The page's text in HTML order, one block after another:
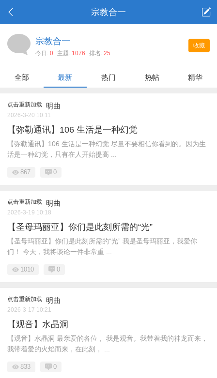
宗教合一
收藏
宗教合一
今日: 0 主题: 1076 排名: 25
全部 最新 热门 热帖 精华
点击重新加载 明曲
2026-3-20 10:11
【弥勒通讯】106 生活是一种幻觉
【弥勒通讯】106 生活是一种幻觉 尽量不要相信你看到的。因为生
活是一种幻觉，只有在人开始提高 ...
867 0
点击重新加载 明曲
2026-3-19 10:18
【圣母玛丽亚】你们是此刻所需的“光”
【圣母玛丽亚】你们是此刻所需的“光” 我是圣母玛丽亚，我爱你
们！ 今天，我将谈论一件非常重 ...
1010 0
点击重新加载 明曲
2026-3-17 10:21
【观音】水晶洞
【观音】水晶洞 最亲爱的各位， 我是观音。我带着我的神龙而来，
我带着爱的火焰而来，在此刻， ...
833 0